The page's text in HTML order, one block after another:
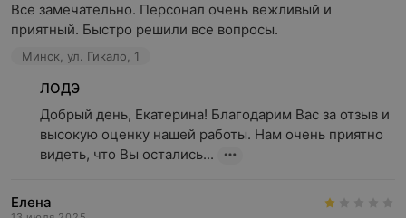
Все замечательно. Персонал очень вежливый и
приятный. Быстро решили все вопросы.
Минск, ул. Гикало, 1
ЛОДЭ
Добрый день, Екатерина! Благодарим Вас за отзыв и
высокую оценку нашей работы. Нам очень приятно
видеть, что Вы остались...
Елена